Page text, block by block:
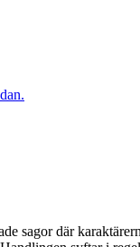
sagor där